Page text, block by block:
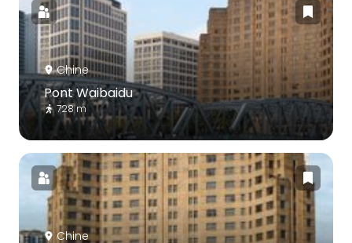
Chine
Pont Waibaidu
728 m
Chine